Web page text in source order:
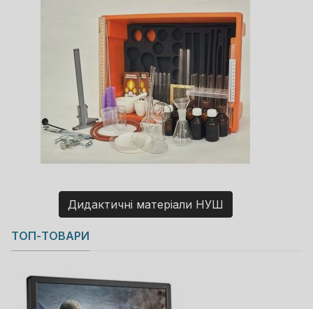
Дидактичні матеріали НУШ
Copyright MAXXmarketing GmbH
JoomShopping Download & Support
ТОП-ТОВАРИ